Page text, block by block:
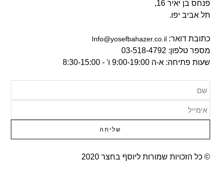
פנחס בן יאיר 16,
תל אביב יפו.
כתובת דואר:‫Info@yosefbahazer.co.il‬
מספר טלפון: 03-518-4792
שעות פתיחה: א-ה 9:00-19:00 ו' - 8:30-15:00
שליחה
© כל הזכויות שמורות ליוסף בחצר 2020​